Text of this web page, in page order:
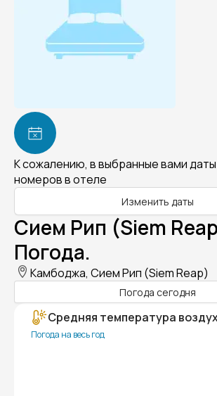
К сожалению, в выбранные вами
номеров в отеле
Изменить даты
Сием Рип (Siem
Погода.
Камбоджа, Сием Рип (Siem Reap)
Погода сегодня
Средняя температура
Погода на весь год